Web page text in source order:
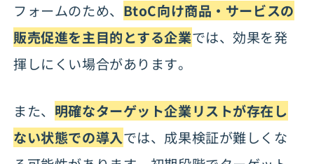
フォームのため、 BtoC向け商品・サービスの
販売促進を主目的とする企業では、効果を発
揮しにくい場合があります。
また、 明確なターゲット企業リストが存在し
ない状態での導入では、成果検証が難しくな